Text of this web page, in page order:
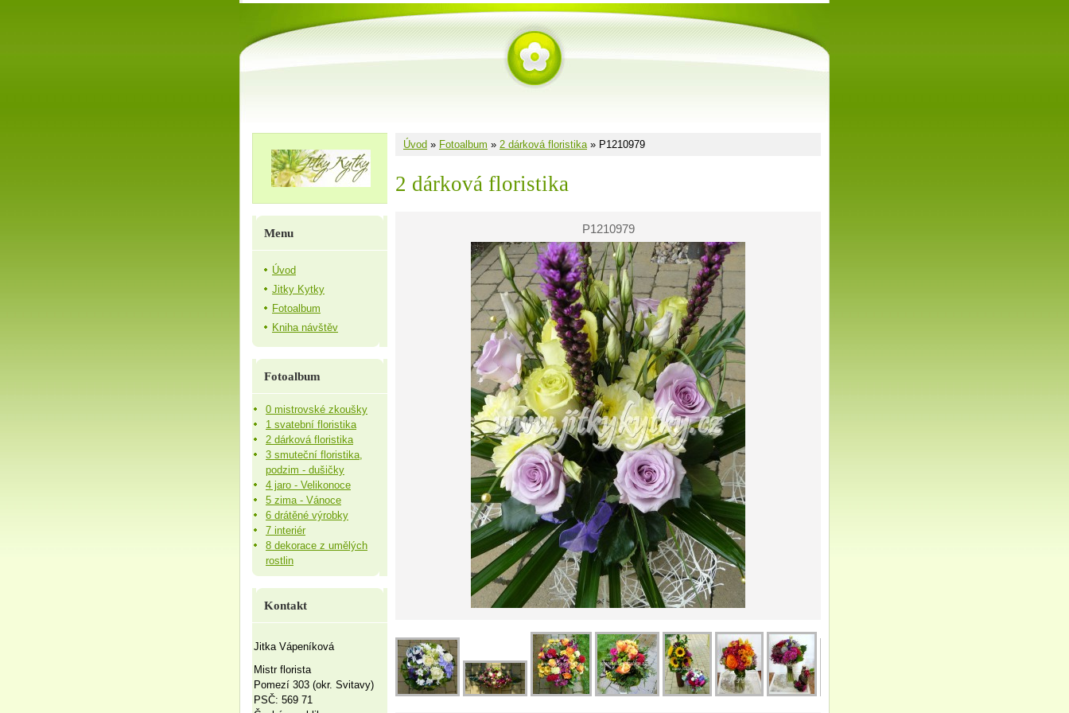
Úvod » Fotoalbum » 2 dárková floristika» P1210979
2 dárková floristika
P1210979
Menu
Úvod
Jitky Kytky
Fotoalbum
Kniha návštěv
Fotoalbum
0 mistrovské zkoušky
1 svatební floristika
2 dárková floristika
3 smuteční floristika,
podzim - dušičky
4 jaro - Velikonoce
5 zima - Vánoce
6 drátěné výrobky
7 interiér
8 dekorace z umělých
rostlin
Kontakt
Jitka Vápeníková
Mistr florista
Pomezí 303 (okr. Svitavy)
PSČ: 569 71